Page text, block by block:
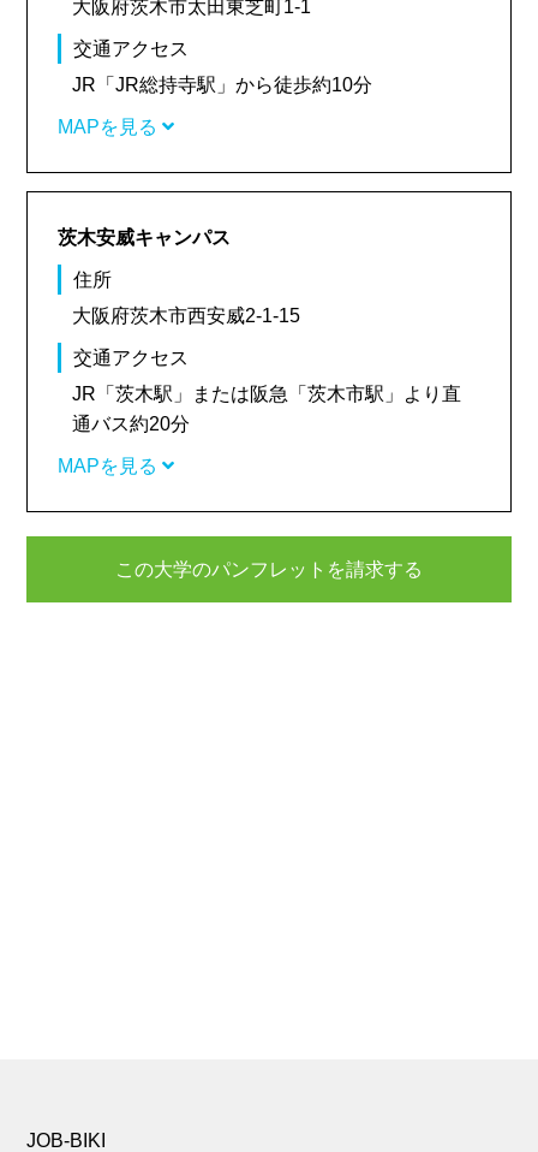
大阪府茨木市太田東芝町1-1
交通アクセス
JR「JR総持寺駅」から徒歩約10分
MAPを見る
茨木安威キャンパス
住所
大阪府茨木市西安威2-1-15
交通アクセス
JR「茨木駅」または阪急「茨木市駅」より直
通バス約20分
MAPを見る
この大学のパンフレットを請求する
JOB-BIKI